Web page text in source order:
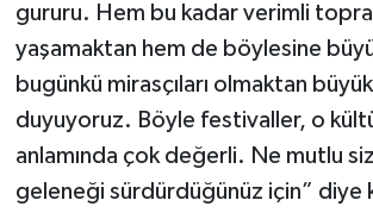
gururu. Hem bu kadar verimli
yaşamaktan hem de böylesine
bugünkü mirasçıları olmaktan
duyuyoruz. Böyle festivaller, o
anlamında çok değerli. Ne mutlu
geleneği sürdürdüğünüz için” diye